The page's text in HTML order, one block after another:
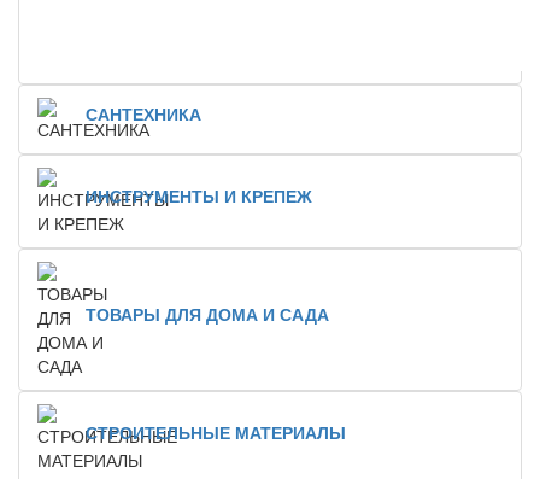
САНТЕХНИКА
ИНСТРУМЕНТЫ И КРЕПЕЖ
ТОВАРЫ ДЛЯ ДОМА И САДА
СТРОИТЕЛЬНЫЕ МАТЕРИАЛЫ